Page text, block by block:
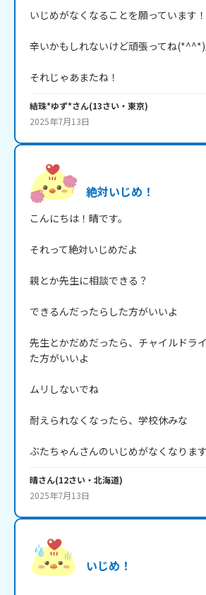
いじめがなくなることを願っています！
辛いかもしれないけど頑張ってね(*^^*)
それじゃあまたね！
結珠*ゆず*さん(13さい・ 東京)
2025年7月13日
絶対いじめ！
こんにちは！晴です。
それって絶対いじめだよ
親とか先生に相談できる？
できるんだったらした方がいいよ
先生とかだめだったら、チャイルドラ
た方がいいよ
ムリしないでね
耐えられなくなったら、学校休みな
ぶたちゃんさんのいじめがなくなりま
晴さん(12さい・ 北海道)
2025年7月13日
いじめ！